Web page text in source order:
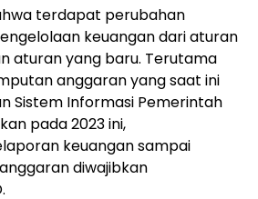
terdapat perubahan
keuangan dari aturan
aturan yang baru. Terutama
anggaran yang saat ini
Sistem Informasi Pemerintah
pada 2023 ini,
keuangan sampai
diwajibkan